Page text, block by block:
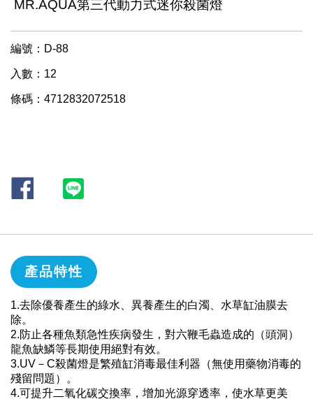
MR.AQUA第三代動力式迷你殺菌燈
編號：D-88
入數：12
條碼：4712832072518
產品特性
1.去除優養產生的綠水、異養產生的白濁、水草缸油膜去
除。
2.防止各種魚類急性疾病發生，對六鞭毛蟲造成的（頭洞）
龍魚缺鱗等長期使用絕對有效。
3.UV－C殺菌燈是繁殖缸消毒最佳利器（無使用藥物消毒的
殘留問題）。
4.可提升二氧化碳交換率，增加光源穿透率，使水草更美